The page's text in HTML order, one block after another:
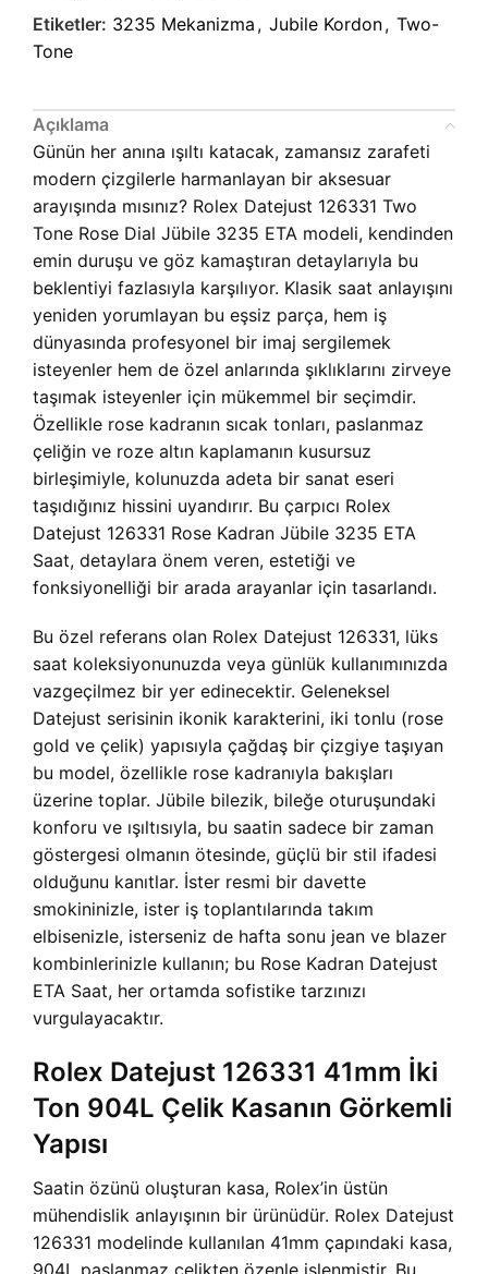
Etiketler: 3235 Mekanizma , Jubile Kordon, Two-
Tone
Açıklama
Günün her anına ışıltı katacak, zamansız zarafeti
modern çizgilerle harmanlayan bir aksesuar
arayışında mısınız? Rolex Datejust 126331 Two
Tone Rose Dial Jübile 3235 ETA modeli, kendinden
emin duruşu ve göz kamaştıran detaylarıyla bu
beklentiyi fazlasıyla karşılıyor. Klasik saat anlayışını
yeniden yorumlayan bu eşsiz parça, hem iş
dünyasında profesyonel bir imaj sergilemek
isteyenler hem de özel anlarında şıklıklarını zirveye
taşımak isteyenler için mükemmel bir seçimdir.
Özellikle rose kadranın sıcak tonları, paslanmaz
çeliğin ve roze altın kaplamanın kusursuz
birleşimiyle, kolunuzda adeta bir sanat eseri
taşıdığınız hissini uyandırır. Bu çarpıcı Rolex
Datejust 126331 Rose Kadran Jübile 3235 ETA
Saat, detaylara önem veren, estetiği ve
fonksiyonelliği bir arada arayanlar için tasarlandı.
Bu özel referans olan Rolex Datejust 126331, lüks
saat koleksiyonunuzda veya günlük kullanımınızda
vazgeçilmez bir yer edinecektir. Geleneksel
Datejust serisinin ikonik karakterini, iki tonlu (rose
gold ve çelik) yapısıyla çağdaş bir çizgiye taşıyan
bu model, özellikle rose kadranıyla bakışları
üzerine toplar. Jübile bilezik, bileğe oturuşundaki
konforu ve ışıltısıyla, bu saatin sadece bir zaman
göstergesi olmanın ötesinde, güçlü bir stil ifadesi
olduğunu kanıtlar. İster resmi bir davette
smokininizle, ister iş toplantılarında takım
elbisenizle, isterseniz de hafta sonu jean ve blazer
kombinlerinizle kullanın; bu Rose Kadran Datejust
ETA Saat, her ortamda sofistike tarzınızı
vurgulayacaktır.
Rolex Datejust 126331 41mm İki
Ton 904L Çelik Kasanın Görkemli
Yapısı
Saatin özünü oluşturan kasa, Rolex’in üstün
mühendislik anlayışının bir ürünüdür. Rolex Datejust
126331 modelinde kullanılan 41mm çapındaki kasa,